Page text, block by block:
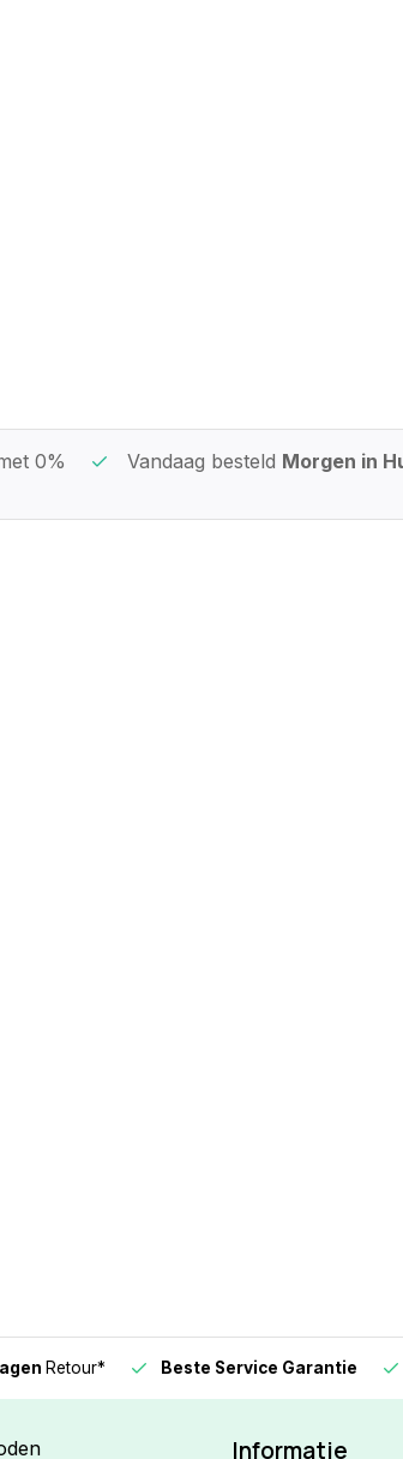
0%
Vandaag besteld Morgen in
Retour* Beste Service Garantie
Informatie